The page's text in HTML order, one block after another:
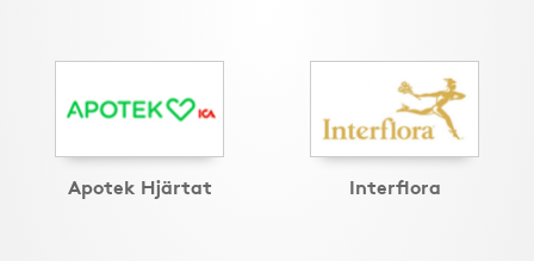
Apotek Hjärtat Interflora